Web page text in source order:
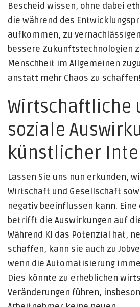
Bescheid wissen, ohne dabei
die während des
aufkommen, zu
bessere Zukunftstechnologien
Menschheit im Allgemeinen
anstatt mehr Chaos zu schaffen!
Wirtschaftliche
soziale
künstlicher
Lassen Sie uns nun erkunden,
Wirtschaft und Gesellschaft
negativ beeinflussen kann.
betrifft die Auswirkungen auf
Während KI das Potenzial hat,
schaffen, kann sie auch zu
wenn die Automatisierung
Dies könnte zu erheblichen
Veränderungen führen,